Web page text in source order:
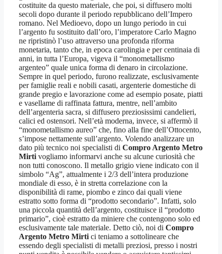
costituite da questo materiale, che poi, si diffusero molti
secoli dopo durante il periodo repubblicano dell’Impero
romano. Nel Medioevo, dopo un lungo periodo in cui
l’argento fu sostituito dall’oro, l’imperatore Carlo Magno
ne ripristinò l’uso attraverso una profonda riforma
monetaria, tanto che, in epoca carolingia e per centinaia di
anni, in tutta l’Europa, vigeva il “monometallismo
argenteo” quale unica forma di denaro in circolazione.
Sempre in quel periodo, furono realizzate, esclusivamente
per famiglie reali e nobili casati, argenterie domestiche di
grande pregio e lavorazione come ad esempio posate, piatti
e vasellame di raffinata fattura, mentre, nell’ambito
dell’argenteria sacra, si diffusero preziosissimi candelieri,
calici ed ostensori. Nell’età moderna, invece, si affermò il
“monometallismo aureo” che, fino alla fine dell’Ottocento,
s’impose nettamente sull’argento. Volendo analizzare un
dato più tecnico noi specialisti di Compro Argento Metro
Mirtivogliamo informarvi anche su alcune curiosità che
non tutti conoscono. Il metallo grigio viene indicato con il
simbolo “Ag”, attualmente i 2/3 dell’intera produzione
mondiale di esso, è in stretta correlazione con la
disponibilità di rame, piombo e zinco dai quali viene
estratto sotto forma di “prodotto secondario”. Infatti, solo
una piccola quantità dell’argento, costituisce il “prodotto
primario”, cioè estratto da miniere che contengono solo ed
esclusivamente tale materiale. Detto ciò, noi di Compro
Argento Metro Mirtici teniamo a sottolineare che
essendo degli specialisti di metalli preziosi, presso i nostri